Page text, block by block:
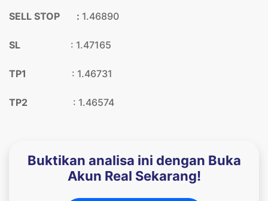
SELL STOP : 1.46890
SL : 1.47165
TP1 : 1.46731
TP2 : 1.46574
Buktikan analisa ini dengan Buka
Akun Real Sekarang!